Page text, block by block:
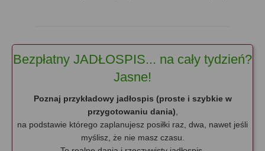
Bezpłatny JADŁOSPIS... na cały tydzień?
Jasne!
Poznaj przykładowy jadłospis (proste i szybkie w
przygotowaniu dania)
na podstawie którego zaplanujesz posiłki raz, dwa, nawet jeśli
myślisz, że nie masz czasu.